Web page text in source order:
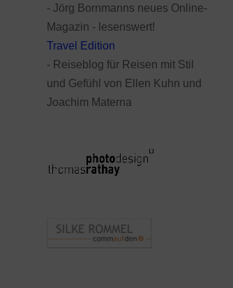
- Jörg Bornmanns neues Online-
Magazin - lesenswert!
Travel Edition
- Reiseblog für Reisen mit Stil
und Gefühl von Ellen Kuhn und
Joachim Materna